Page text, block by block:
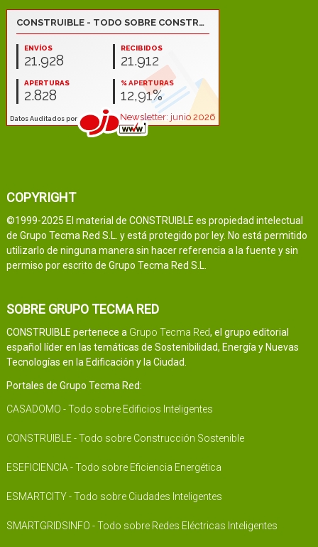
COPYRIGHT
©1999-2025 El material de CONSTRUIBLE es propiedad intelectual
de Grupo Tecma Red S.L. y está protegido por ley. No está permitido
utilizarlo de ninguna manera sin hacer referencia a la fuente y sin
permiso por escrito de Grupo Tecma Red S.L.
SOBRE GRUPO TECMA RED
CONSTRUIBLE pertenece a Grupo Tecma Red, el grupo editorial
español líder en las temáticas de Sostenibilidad, Energía y Nuevas
Tecnologías en la Edificación y la Ciudad.
Portales de Grupo Tecma Red:
CASADOMO - Todo sobre Edificios Inteligentes
CONSTRUIBLE - Todo sobre Construcción Sostenible
ESEFICIENCIA - Todo sobre Eficiencia Energética
ESMARTCITY - Todo sobre Ciudades Inteligentes
SMARTGRIDSINFO - Todo sobre Redes Eléctricas Inteligentes